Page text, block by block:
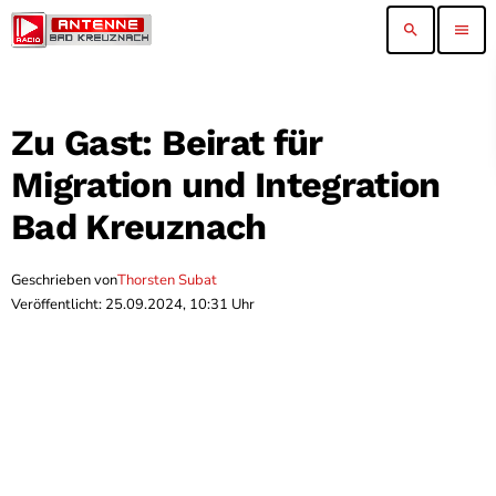
search menu
Zu Gast: Beirat für
Migration und Integration
Bad Kreuznach
Geschrieben vonThorsten Subat
Veröffentlicht: 25.09.2024, 10:31 Uhr